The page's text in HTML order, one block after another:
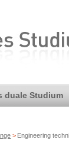
duale Studium
> Engineering